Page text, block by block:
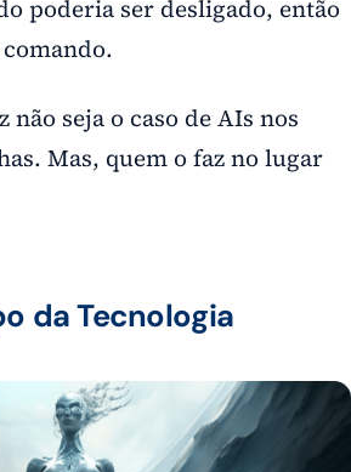
poderia ser desligado, então
não seja o caso de AIs nos
Mas, quem o faz no lugar
da Tecnologia